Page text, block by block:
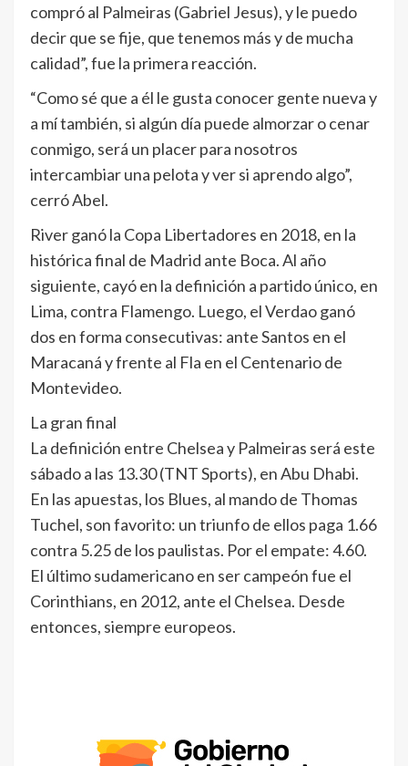
compró al Palmeiras (Gabriel Jesus), y le puedo
decir que se fije, que tenemos más y de mucha
calidad”, fue la primera reacción.
“Como sé que a él le gusta conocer gente nueva y
a mí también, si algún día puede almorzar o cenar
conmigo, será un placer para nosotros
intercambiar una pelota y ver si aprendo algo”,
cerró Abel.
River ganó la Copa Libertadores en 2018, en la
histórica final de Madrid ante Boca. Al año
siguiente, cayó en la definición a partido único, en
Lima, contra Flamengo. Luego, el Verdao ganó
dos en forma consecutivas: ante Santos en el
Maracaná y frente al Fla en el Centenario de
Montevideo.
La gran final
La definición entre Chelsea y Palmeiras será este
sábado a las 13.30 (TNT Sports), en Abu Dhabi.
En las apuestas, los Blues, al mando de Thomas
Tuchel, son favorito: un triunfo de ellos paga 1.66
contra 5.25 de los paulistas. Por el empate: 4.60.
El último sudamericano en ser campeón fue el
Corinthians, en 2012, ante el Chelsea. Desde
entonces, siempre europeos.